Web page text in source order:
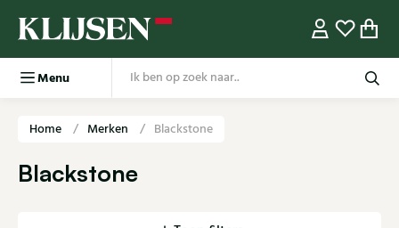
Menu
Home Merken Blackstone
Blackstone